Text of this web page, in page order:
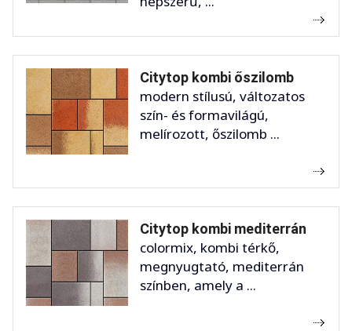
Citytop kombi őszilomb
modern stílusú, változatos
szín- és formavilágú,
melírozott, őszilomb ...
Citytop kombi mediterrán
colormix, kombi térkő,
megnyugtató, mediterrán
színben, amely a ...